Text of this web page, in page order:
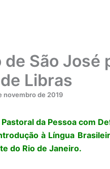
São José
Libras
novembro de 2019
da Pessoa com
à Língua
do Rio de Janeiro.